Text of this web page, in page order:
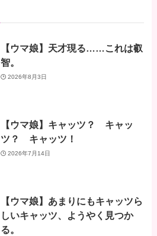
【ウマ娘】天才現る……これは叡
智。
2026年8月3日
【ウマ娘】キャッツ？ キャッ
ツ？ キャッツ！
2026年7月14日
【ウマ娘】あまりにもキャッツら
しいキャッツ、ようやく見つか
る。